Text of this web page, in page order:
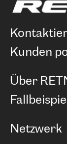
kunden
Über
Unternehmen
Netzwerk